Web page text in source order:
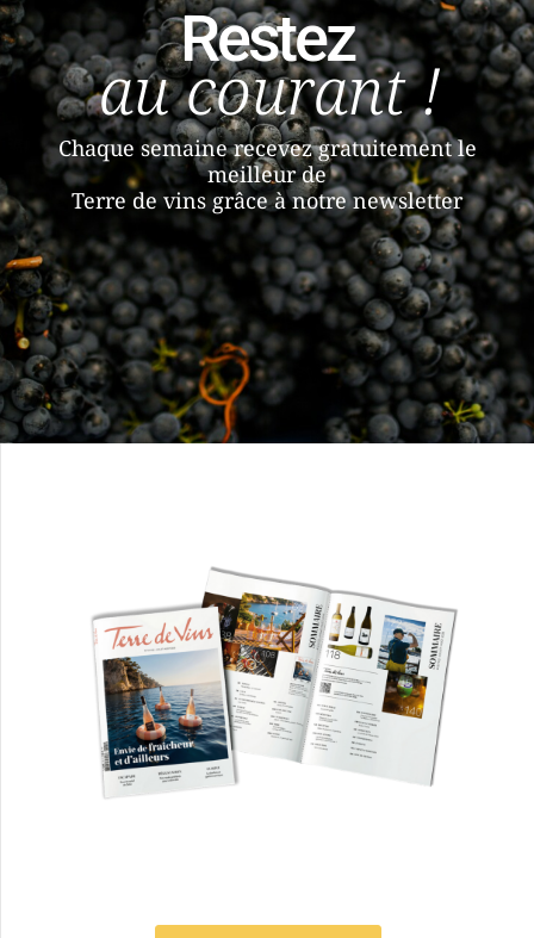
Restez
au courant !
Chaque semaine recevez gratuitement le
meilleur de
Terre de vins grâce à notre newsletter